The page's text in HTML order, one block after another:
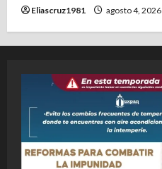
Eliascruz1981 agosto 4, 2026